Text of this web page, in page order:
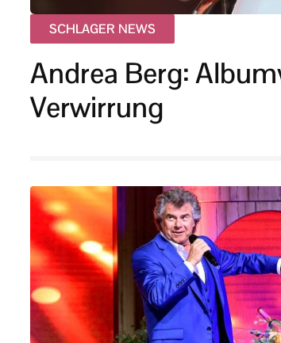
SCHLAGER NEWS
Andrea Berg:
Verwirrung